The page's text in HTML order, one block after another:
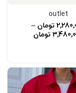
outlet
تومان –
تومان